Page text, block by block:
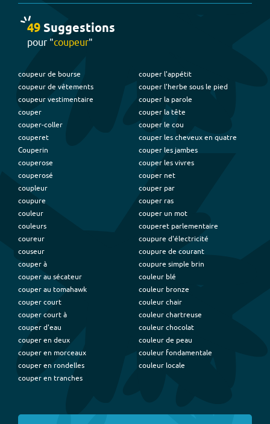
49Suggestions
pour "coupeur"
coupeur de bourse
coupeur de vêtements
coupeur vestimentaire
couper
couper-coller
couperet
Couperin
couperose
couperosé
coupleur
coupure
couleur
couleurs
coureur
couseur
couper à
couper au sécateur
couper au tomahawk
couper court
couper court à
couper d'eau
couper en deux
couper en morceaux
couper en rondelles
couper en tranches
couper l'appétit
couper l'herbe sous le pied
couper la parole
couper la tête
couper le cou
couper les cheveux en quatre
couper les jambes
couper les vivres
couper net
couper par
couper ras
couper un mot
couperet parlementaire
coupure d'électricité
coupure de courant
coupure simple brin
couleur blé
couleur bronze
couleur chair
couleur chartreuse
couleur chocolat
couleur de peau
couleur fondamentale
couleur locale